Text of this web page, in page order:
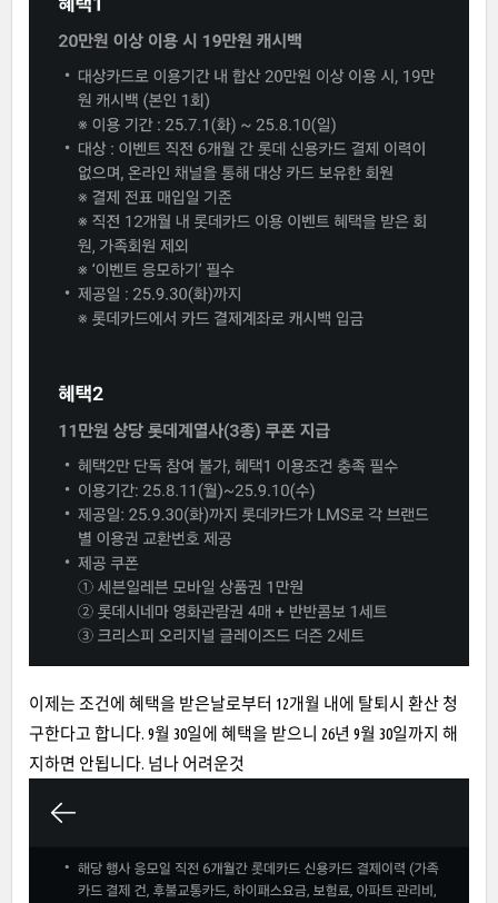
이제는 조건에 혜택을 받은날로부터 12개월 내에 탈퇴시 환산 청
구한다고 합니다. 9월 30일에 혜택을 받으니 26년 9월 30일까지 해
지하면 안됩니다. 넘나 어려운것